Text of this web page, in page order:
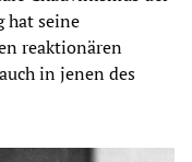
hat seine
reaktionären
in jenen des